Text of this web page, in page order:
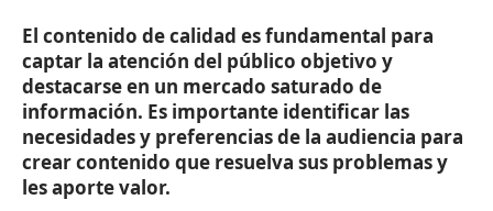
El contenido de calidad es fundamental para
captar la atención del público objetivo y
destacarse en un mercado saturado de
información. Es importante identificar las
necesidades y preferencias de la audiencia para
crear contenido que resuelva sus problemas y
les aporte valor.